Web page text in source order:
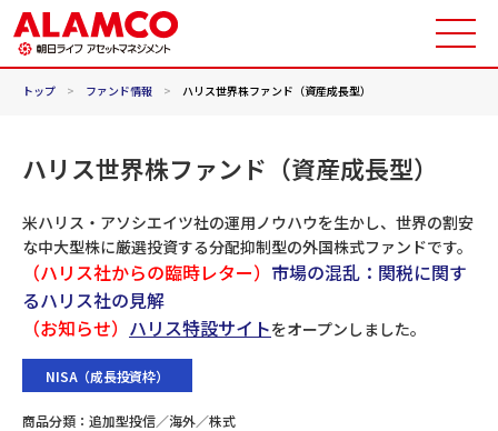
トップ > ファンド情報 > ハリス世界株ファンド（資産成長型）
ハリス世界株ファンド（資産成長型）
米ハリス・アソシエイツ社の運用ノウハウを生かし、世界の割安
な中大型株に厳選投資する分配抑制型の外国株式ファンドです。
（ハリス社からの臨時レター） 市場の混乱：関税に関す
るハリス社の見解
（お知らせ） ハリス特設サイトをオープンしました。
NISA（成長投資枠）
商品分類： 追加型投信／海外／株式